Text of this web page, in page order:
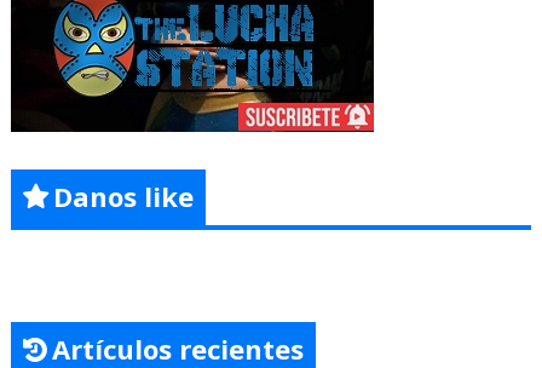
Danos like
Artículos recientes